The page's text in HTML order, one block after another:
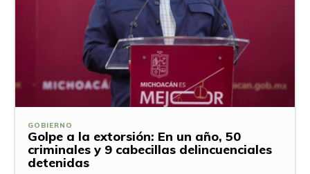
GOBIERNO
Golpe a la extorsión: En un año, 50
criminales y 9 cabecillas delincuenciales
detenidas